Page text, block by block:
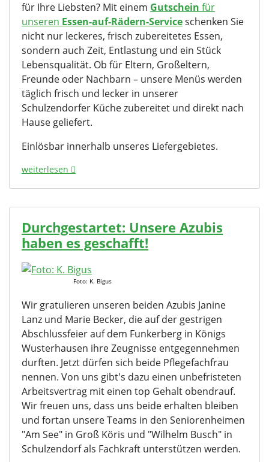
für Ihre Liebsten? Mit einem Gutschein für
unseren Essen-auf-Rädern-Serviceschenken Sie
nicht nur leckeres, frisch zubereitetes Essen,
sondern auch Zeit, Entlastung und ein Stück
Lebensqualität. Ob für Eltern, Großeltern,
Freunde oder Nachbarn – unsere Menüs werden
täglich frisch und lecker in unserer
Schulzendorfer Küche zubereitet und direkt nach
Hause geliefert.
Einlösbar innerhalb unseres Liefergebietes.
weiterlesen
Durchgestartet: Unsere Azubis
haben es geschafft!
Foto: K. Bigus
Wir gratulieren unseren beiden Azubis Janine
Lanz und Marie Becker, die auf der gestrigen
Abschlussfeier auf dem Funkerberg in Königs
Wusterhausen ihre Zeugnisse entgegennehmen
durften. Jetzt dürfen sich beide Pflegefachfrau
nennen. Von uns gibt's dazu einen unbefristeten
Arbeitsvertrag mit einen top Gehalt obendrauf.
Wir freuen uns, dass uns beide erhalten bleiben
und fortan unsere Teams in den Seniorenheimen
"Am See" in Groß Köris und "Wilhelm Busch" in
Schulzendorf als Fachkraft unterstützen werden.